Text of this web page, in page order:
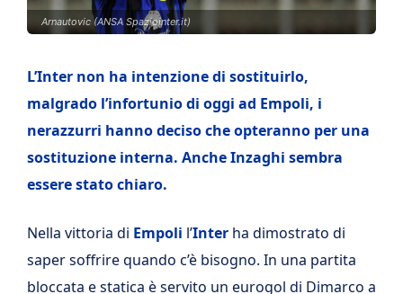
Arnautovic (ANSA Spaziointer.it)
L’Inter non ha intenzione di sostituirlo,
malgrado l’infortunio di oggi ad Empoli, i
nerazzurri hanno deciso che opteranno per una
sostituzione interna. Anche Inzaghi sembra
essere stato chiaro.
Nella vittoria di Empoli l’Inter ha dimostrato di
saper soffrire quando c’è bisogno. In una partita
bloccata e statica è servito un eurogol di Dimarco a